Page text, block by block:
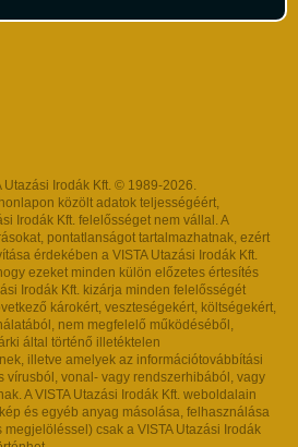
Utazási Irodák Kft. © 1989-2026.
közölt adatok teljességéért,
Irodák Kft. felelősséget nem vállal. A
pontatlanságot tartalmazhatnak, ezért
érdekében a VISTA Utazási Irodák Kft.
ezeket minden külön előzetes értesítés
Irodák Kft. kizárja minden felelősségét
károkért, veszteségekért, költségekért,
nem megfelelő működéséből,
által történő illetéktelen
illetve amelyek az információtovábbítási
vírusból, vonal- vagy rendszerhibából, vagy
A VISTA Utazási Irodák Kft. weboldalain
és egyéb anyag másolása, felhasználása
csak a VISTA Utazási Irodák